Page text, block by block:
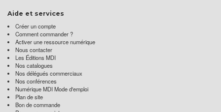
Aide et services
Créer un compte
Comment commander ?
Activer une ressource numérique
Nous contacter
Les Éditions MDI
Nos catalogues
Nos délégués commerciaux
Nos conférences
Numérique MDI Mode d'emploi
Plan de site
Bon de commande